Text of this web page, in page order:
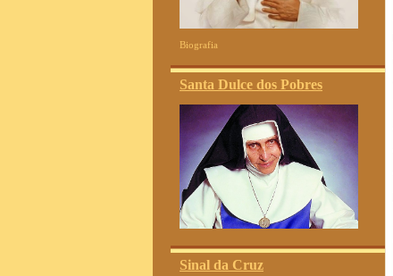
Biografia
Santa Dulce dos Pobres
Sinal da Cruz